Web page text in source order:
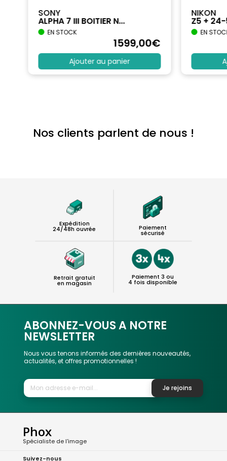
SONY
ALPHA 7 III BOITIER N...
EN STOCK
1599,00€
Ajouter au panier
NIKON
Z5 +
EN
Nos clients parlent de nous !
Expédition
24/48h ouvrée Paiement
sécurisé
Retrait gratuit
en magasin
Paiement 3 ou
4 fois disponible
ABONNEZ-VOUS A NOTRE
NEWSLETTER
Nous vous tenons informés des dernières nouveautés,
actualités, et offres promotionnelles !
Je rejoins
Phox
Spécialiste de l'image
Suivez-nous